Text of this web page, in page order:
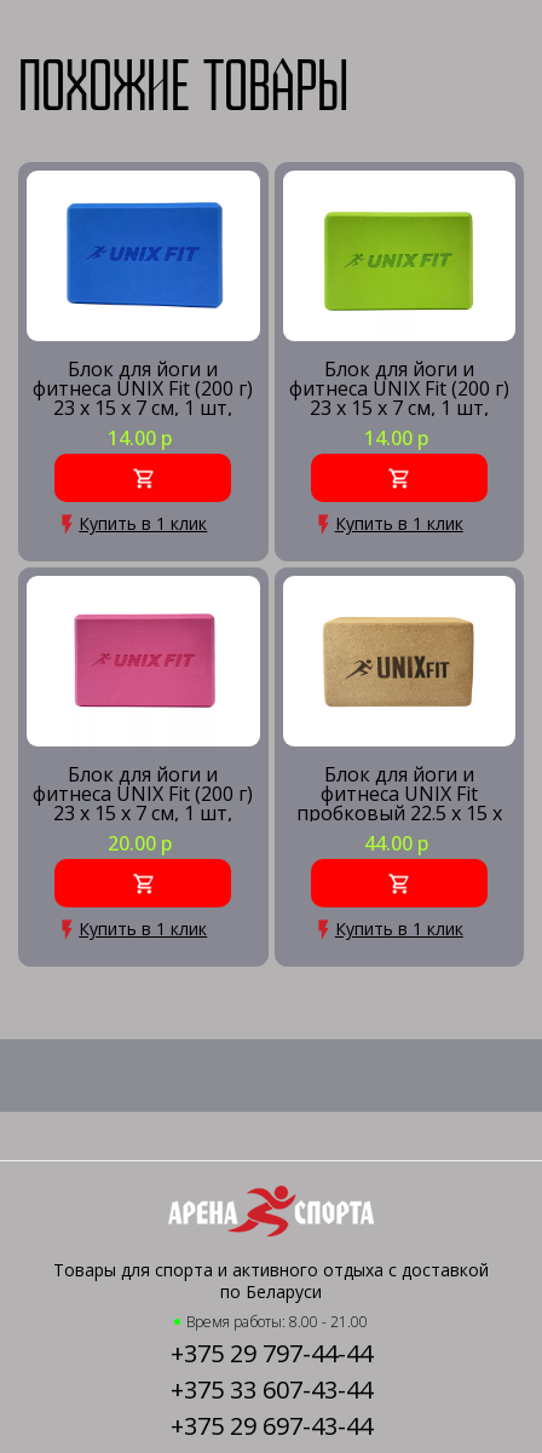
Похожие товары
Блок для йоги и
фитнеса UNIX Fit (200 г)
23 х 15 х 7 см, 1 шт,
голубой
14.00 р
Купить в 1 клик
Блок для йоги и
фитнеса UNIX Fit (200 г)
23 х 15 х 7 см, 1 шт,
зеленый
14.00 р
Купить в 1 клик
Блок для йоги и
фитнеса UNIX Fit (200 г)
23 х 15 х 7 см, 1 шт,
розовый
20.00 р
Купить в 1 клик
Блок для йоги и
фитнеса UNIX Fit
пробковый 22.5 х 15 х
7.5 см, 1 шт
44.00 р
Купить в 1 клик
Товары для спорта и активного отдыха с доставкой
по Беларуси
Время работы: 8.00 - 21.00
+375 29 797-44-44
+375 33 607-43-44
+375 29 697-43-44